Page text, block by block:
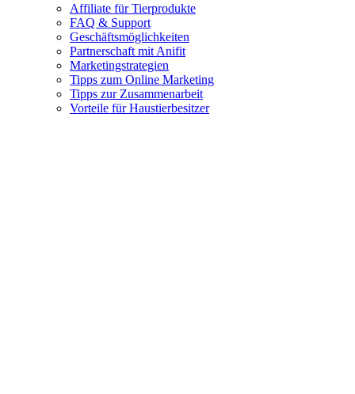
Affiliate für Tierprodukte
FAQ & Support
Geschäftsmöglichkeiten
Partnerschaft mit Anifit
Marketingstrategien
Tipps zum Online Marketing
Tipps zur Zusammenarbeit
Vorteile für Haustierbesitzer